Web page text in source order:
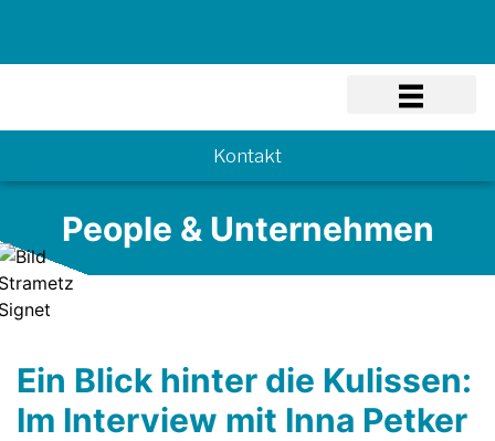
Kontakt
People & Unternehmen
Ein Blick hinter die Kulissen:
Im Interview mit Inna Petker